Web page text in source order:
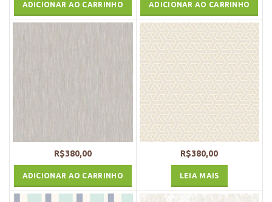
ADICIONAR AO CARRINHO ADICIONAR AO CARRINHO
R$380,00
ADICIONAR AO CARRINHO
R$380,00
LEIA MAIS